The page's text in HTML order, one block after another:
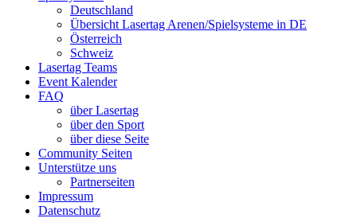
Deutschland
Übersicht Lasertag Arenen/Spielsysteme in DE
Österreich
Schweiz
Lasertag Teams
Event Kalender
FAQ
über Lasertag
über den Sport
über diese Seite
Community Seiten
Unterstütze uns
Partnerseiten
Impressum
Datenschutz